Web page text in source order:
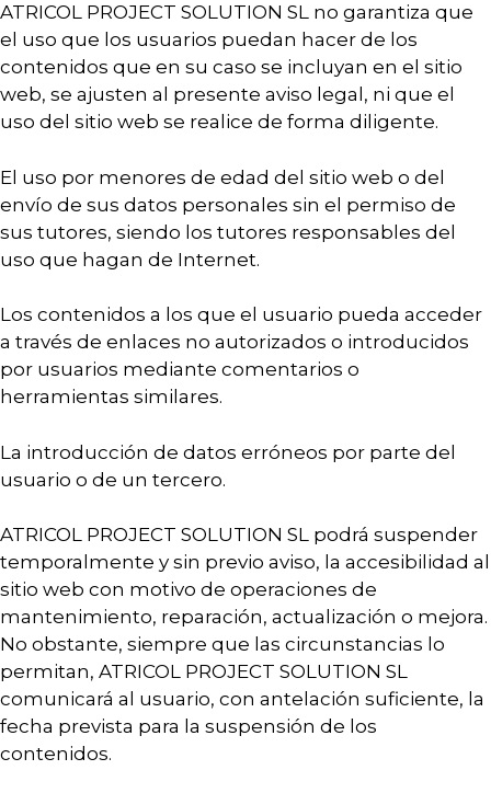
ATRICOL PROJECT SOLUTION SL no garantiza que
el uso que los usuarios puedan hacer de los
contenidos que en su caso se incluyan en el sitio
web, se ajusten al presente aviso legal, ni que el
uso del sitio web se realice de forma diligente.
El uso por menores de edad del sitio web o del
envío de sus datos personales sin el permiso de
sus tutores, siendo los tutores responsables del
uso que hagan de Internet.
Los contenidos a los que el usuario pueda acceder
a través de enlaces no autorizados o introducidos
por usuarios mediante comentarios o
herramientas similares.
La introducción de datos erróneos por parte del
usuario o de un tercero.
ATRICOL PROJECT SOLUTION SL podrá suspender
temporalmente y sin previo aviso, la accesibilidad al
sitio web con motivo de operaciones de
mantenimiento, reparación, actualización o mejora.
No obstante, siempre que las circunstancias lo
permitan, ATRICOL PROJECT SOLUTION SL
comunicará al usuario, con antelación suficiente, la
fecha prevista para la suspensión de los
contenidos.